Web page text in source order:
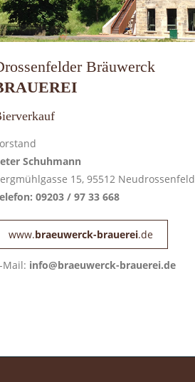
Bräuwerck
Schuhmann
15, 95512 Neudrossenfeld
09203 / 97 33 668
www.braeuwerck-brauerei.de
Mail: info@braeuwerck-brauerei.de